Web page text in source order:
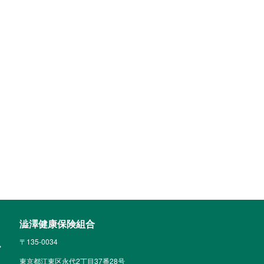
澁澤健康保険組合
〒135-0034
東京都江東区永代2丁目37番28号